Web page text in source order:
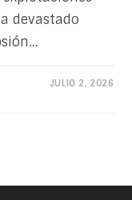
devastado
JULIO 2, 2026